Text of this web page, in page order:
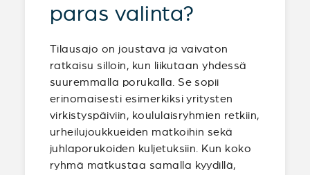
paras valinta?
Tilausajo on joustava ja vaivaton
ratkaisu silloin, kun liikutaan yhdessä
suuremmalla porukalla. Se sopii
erinomaisesti esimerkiksi yritysten
virkistyspäiviin, koululaisryhmien retkiin,
urheilujoukkueiden matkoihin sekä
juhlaporukoiden kuljetuksiin. Kun koko
ryhmä matkustaa samalla kyydillä,